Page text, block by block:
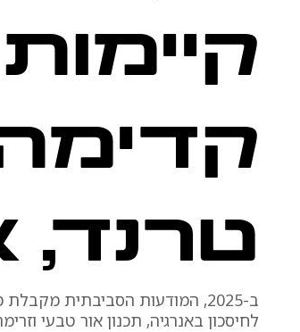
טרנד,
ב-2025, המודעות הסביבתית
לחיסכון באנרגיה, תכנון אור טבעי